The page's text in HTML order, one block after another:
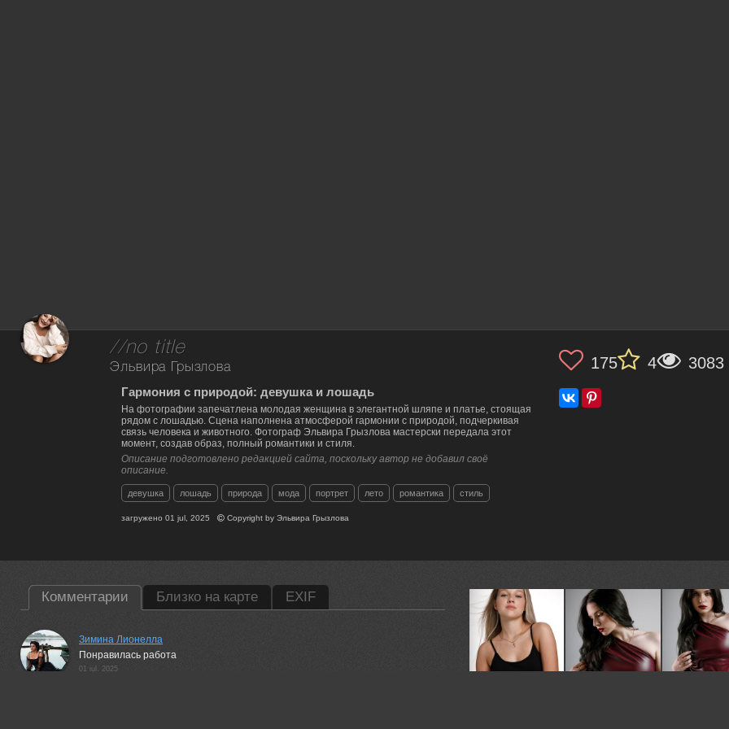
//no title
Эльвира Грызлова
Гармония с природой: девушка и лошадь
На фотографии запечатлена молодая женщина в элегантной шляпе и платье, стоящая
рядом с лошадью. Сцена наполнена атмосферой гармонии с природой, подчеркивая
связь человека и животного. Фотограф Эльвира Грызлова мастерски передала этот
момент, создав образ, полный романтики и стиля.
Описание подготовлено редакцией сайта, поскольку автор не добавил своё
описание.
девушка лошадь природа мода портрет лето романтика стиль
загружено01 jul, 2025 Copyright byЭльвира Грызлова
175 4 3083
Комментарии Близко на карте EXIF
Зимина Лионелла
Понравилась работа
01 jul, 2025